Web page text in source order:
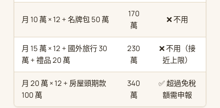
月 10 萬 × 12 + 名牌包 50 萬
170
萬
❌ 不用
月 15 萬 × 12 + 國外旅行 30
萬 + 禮品 20 萬
230
萬
❌ 不用（接
近上限）
月 20 萬 × 12 + 房屋頭期款
100 萬
340
萬
✅ 超過免稅
額需申報